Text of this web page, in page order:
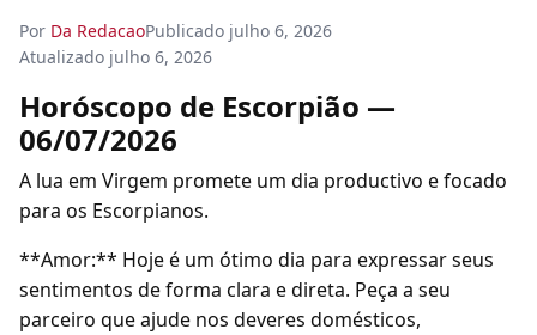
Por Da RedacaoPublicado julho 6, 2026
Atualizado julho 6, 2026
Horóscopo de Escorpião —
06/07/2026
A lua em Virgem promete um dia productivo e focado
para os Escorpianos.
**Amor:** Hoje é um ótimo dia para expressar seus
sentimentos de forma clara e direta. Peça a seu
parceiro que ajude nos deveres domésticos,